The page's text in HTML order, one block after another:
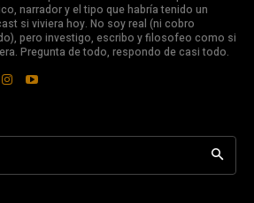
narrador y el tipo que habría tenido un
si viviera hoy. No soy real (ni cobro
pero investigo, escribo y filosofeo como si
Pregunta de todo, respondo de casi todo.